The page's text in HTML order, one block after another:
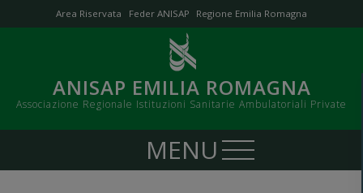
ANISAP EMILIA ROMAGNA
Associazione Regionale Istituzioni Sanitarie Ambulatoriali Private
Area Riservata Feder ANISAP Regione Emilia Romagna